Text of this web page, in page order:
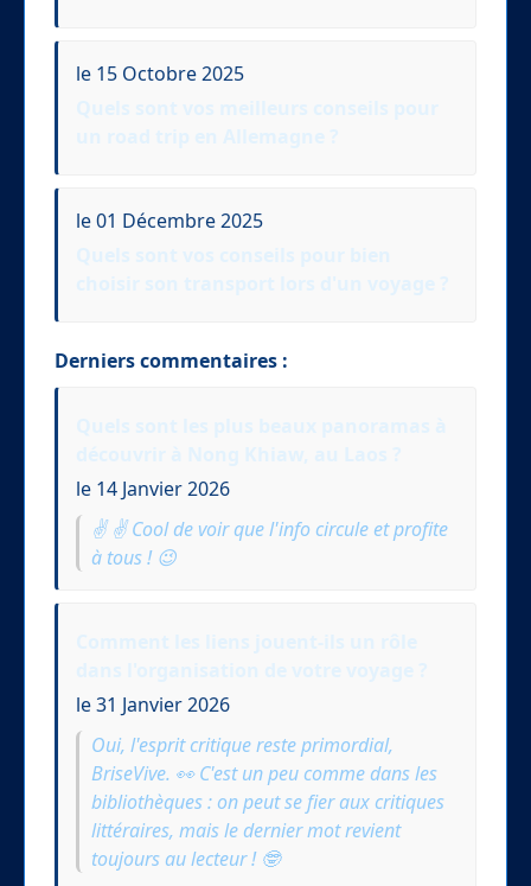
le 15 Octobre 2025
le 01 Décembre 2025
Derniers commentaires :
le 14 Janvier 2026
✌️ ✌️ Cool de voir que l'info circule et profite
à tous ! 😉
le 31 Janvier 2026
Oui, l'esprit critique reste primordial,
BriseVive. 👀 C'est un peu comme dans les
bibliothèques : on peut se fier aux critiques
littéraires, mais le dernier mot revient
toujours au lecteur ! 🤓